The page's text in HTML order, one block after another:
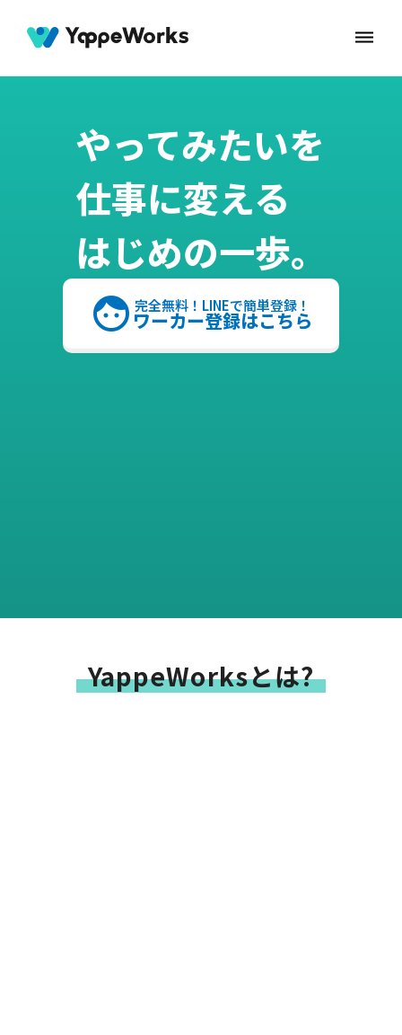
やってみたいを
仕事に変える
はじめの一歩。
face 完全無料！LINEで簡単登録！
ワーカー登録はこちら
dehaze
YappeWorksとは?